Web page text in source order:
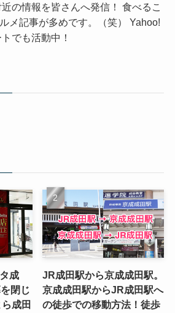
の情報を皆さんへ発信！ 食べるこ
メ記事が多めです。（笑） Yahoo!
でも活動中！
成
閉じ
成田
JR成田駅から京成成田駅。
京成成田駅からJR成田駅へ
の徒歩での移動方法！徒歩